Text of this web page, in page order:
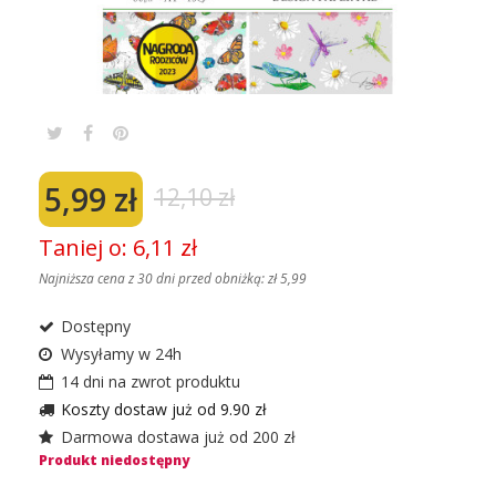
5,99 zł 12,10 zł
Taniej o: 6,11 zł
Najniższa cena z 30 dni przed obniżką:zł 5,99
Dostępny
Wysyłamy w 24h
14 dni na zwrot produktu
Koszty dostaw już od 9.90 zł
Darmowa dostawa już od 200 zł
Produkt niedostępny